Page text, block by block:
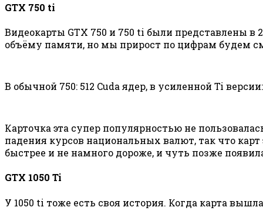
GTX 750 ti
Видеокарты GTX 750 и 750 ti были представлены в
объёму памяти, но мы прирост по цифрам будем
В обычной 750: 512 Cuda ядер, в усиленной Ti
Карточка эта супер популярностью не
падения курсов национальных валют, так что
быстрее и не намного дороже, и чуть позже
GTX 1050 Ti
У 1050 ti тоже есть своя история. Когда карта